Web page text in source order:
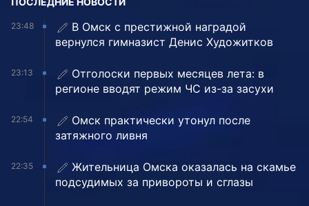
23:48
В Омск с престижной наградой
вернулся гимназист Денис Художитков
23:13
Отголоски первых месяцев лета: в
регионе вводят режим ЧС из-за засухи
22:54
Омск практически утонул после
затяжного ливня
22:35
Жительница Омска оказалась на скамье
подсудимых за привороты и сглазы